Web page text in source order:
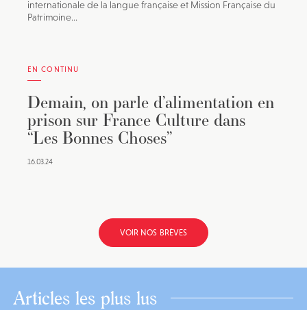
internationale de la langue française et Mission Française du
Patrimoine...
EN CONTINU
Demain, on parle d’alimentation en
prison sur France Culture dans
“Les Bonnes Choses”
16.03.24
VOIR NOS BRÈVES
Articles les plus lus